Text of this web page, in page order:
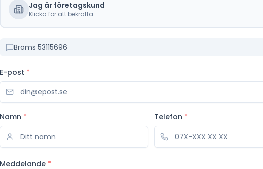
Jag är företagskund
Klicka för att bekräfta
Broms 53115696
E-post *
Namn * Telefon *
Meddelande *